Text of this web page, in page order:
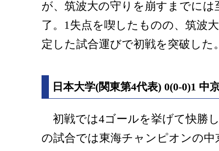
が、筑波大の守りを崩すまでには
了。1失点を喫したものの、筑波
定した試合運びで初戦を突破した
日本大学(関東第4代表) 0(0-0)1 中
初戦では4ゴールを挙げて快勝
の試合では東海チャンピオンの中